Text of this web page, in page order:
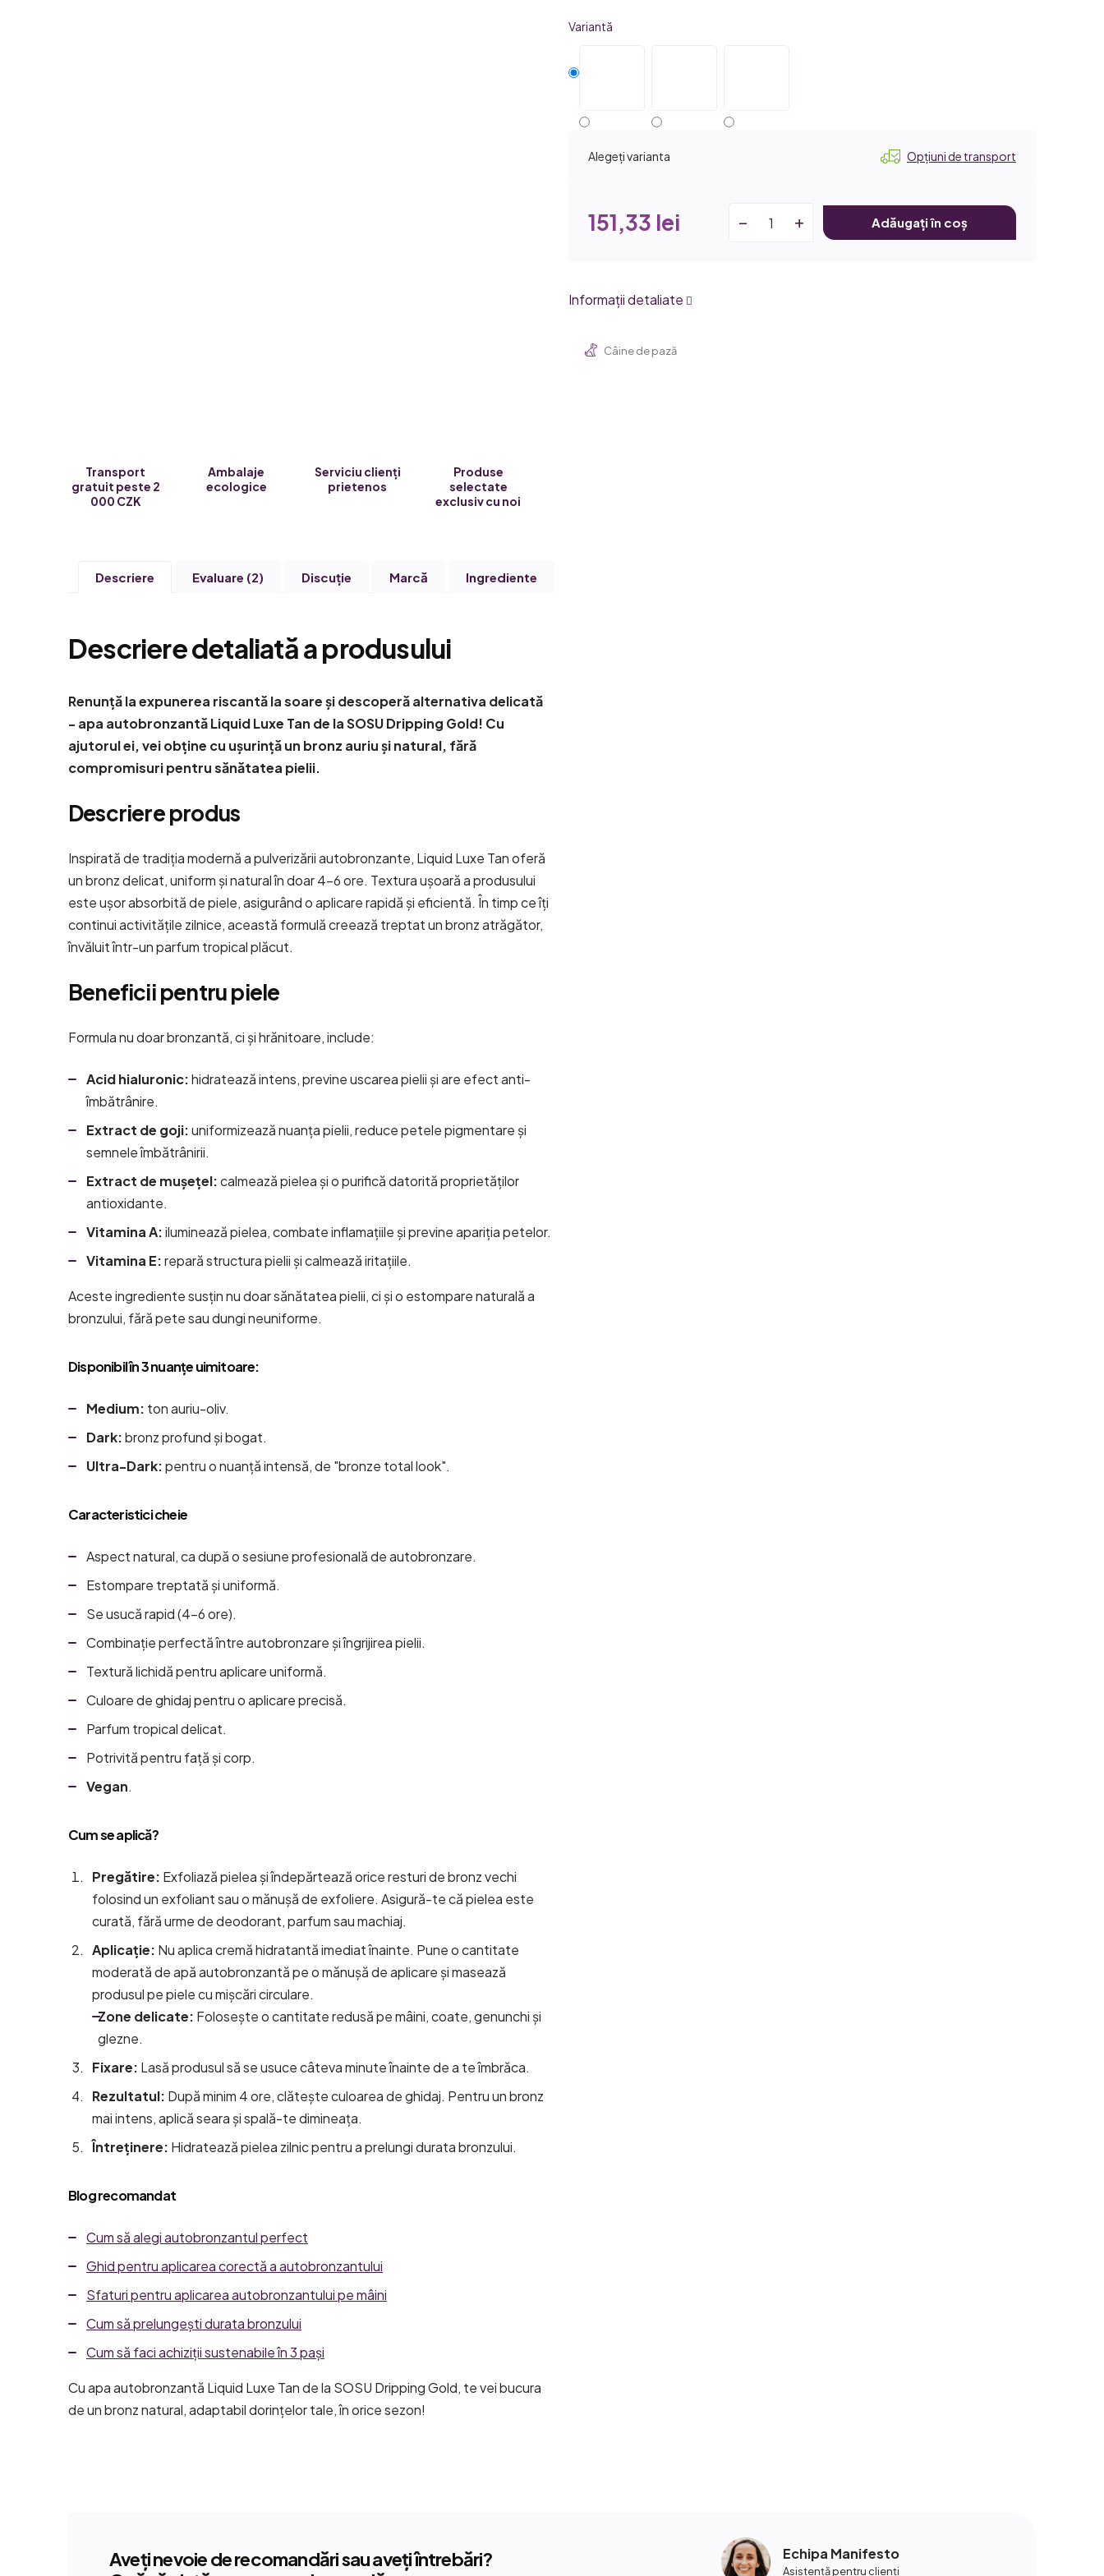
este
din
stele.
Variantă
Alegeţi varianta Opțiuni de transport
151,33 lei Adăugați în coș
Informaţii detaliate
Câine de pază
Transport
gratuit peste 2
000 CZK
Ambalaje
ecologice
Serviciu clienți
prietenos
Produse
selectate
exclusiv cu noi
Descriere Evaluare (2) Discuţie Marcă Ingrediente
Descriere detaliată a produsului
Renunță la expunerea riscantă la soare și descoperă alternativa delicată
- apa autobronzantăLiquid Luxe Tan de la SOSU Dripping Gold! Cu
ajutorul ei, vei obține cu ușurință un bronz auriu și natural, fără
compromisuri pentru sănătatea pielii.
Descriere produs
Inspirată de tradiția modernă a pulverizării autobronzante, Liquid Luxe Tanoferă
un bronz delicat, uniform și natural în doar 4-6 ore. Textura ușoară a produsului
este ușor absorbită de piele, asigurând o aplicare rapidă și eficientă. În timp ce îți
continui activitățile zilnice, această formulă creează treptat un bronz atrăgător,
învăluit într-un parfum tropical plăcut.
Beneficii pentru piele
Formula nu doar bronzantă, ci și hrănitoare, include:
Acid hialuronic:hidratează intens, previne uscarea pielii și are efect anti-
îmbătrânire.
Extract de goji:uniformizează nuanța pielii, reduce petele pigmentare și
semnele îmbătrânirii.
Extract de mușețel:calmează pielea și o purifică datorită proprietăților
antioxidante.
Vitamina A:iluminează pielea, combate inflamațiile și previne apariția petelor.
Vitamina E:repară structura pielii și calmează iritațiile.
Aceste ingrediente susțin nu doar sănătatea pielii, ci și o estompare naturală a
bronzului, fără pete sau dungi neuniforme.
Disponibil în 3 nuanțe uimitoare:
Medium: ton auriu-oliv.
Dark:bronz profund și bogat.
Ultra-Dark:pentru o nuanță intensă, de "bronze total look".
Caracteristici cheie
Aspect natural, ca după o sesiune profesională de autobronzare.
Estompare treptată și uniformă.
Se usucă rapid (4-6 ore).
Combinație perfectă între autobronzare și îngrijirea pielii.
Textură lichidă pentru aplicare uniformă.
Culoare de ghidaj pentru o aplicare precisă.
Parfum tropical delicat.
Potrivită pentru față și corp.
Vegan.
Cum se aplică?
Pregătire: Exfoliază pielea și îndepărtează orice resturi de bronz vechi
folosind un exfoliant sau o mănușă de exfoliere. Asigură-te că pielea este
curată, fără urme de deodorant, parfum sau machiaj.
Aplicație: Nu aplica cremă hidratantă imediat înainte. Pune o cantitate
moderată de apă autobronzantă pe o mănușă de aplicare și masează
produsul pe piele cu mișcări circulare.
Zone delicate: Folosește o cantitate redusă pe mâini, coate, genunchi și
glezne.
Fixare: Lasă produsul să se usuce câteva minute înainte de a te îmbrăca.
Rezultatul: După minim 4 ore, clătește culoarea de ghidaj. Pentru un bronz
mai intens, aplică seara și spală-te dimineața.
Întreținere: Hidratează pielea zilnic pentru a prelungi durata bronzului.
Blog recomandat
Cum să alegi autobronzantul perfect
Ghid pentru aplicarea corectă a autobronzantului
Sfaturi pentru aplicarea autobronzantului pe mâini
Cum să prelungești durata bronzului
Cum să faci achiziții sustenabile în 3 pași
Cu apa autobronzantă Liquid Luxe Tande la SOSU Dripping Gold, te vei bucura
de un bronz natural, adaptabil dorințelor tale, în orice sezon!
Aveți nevoie de recomandări sau aveți întrebări?
Echipa Manifesto
Asistență pentru clienți